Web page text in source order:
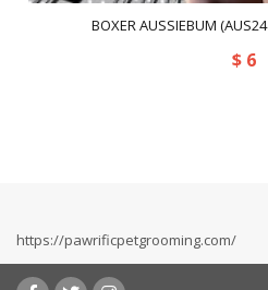
BOXER AUSSIEBUM
$ 6
https://pawrificpetgrooming.com/